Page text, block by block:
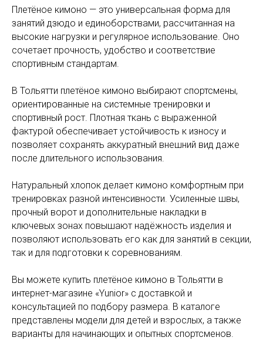
Плетёное кимоно — это универсальная форма для
занятий дзюдо и единоборствами, рассчитанная на
высокие нагрузки и регулярное использование. Оно
сочетает прочность, удобство и соответствие
спортивным стандартам.
В Тольятти плетёное кимоно выбирают спортсмены,
ориентированные на системные тренировки и
спортивный рост. Плотная ткань с выраженной
фактурой обеспечивает устойчивость к износу и
позволяет сохранять аккуратный внешний вид даже
после длительного использования.
Натуральный хлопок делает кимоно комфортным при
тренировках разной интенсивности. Усиленные швы,
прочный ворот и дополнительные накладки в
ключевых зонах повышают надёжность изделия и
позволяют использовать его как для занятий в секции,
так и для подготовки к соревнованиям.
Вы можете купить плетёное кимоно в Тольятти в
интернет-магазине «Yunior» с доставкой и
консультацией по подбору размера. В каталоге
представлены модели для детей и взрослых, а также
варианты для начинающих и опытных спортсменов.